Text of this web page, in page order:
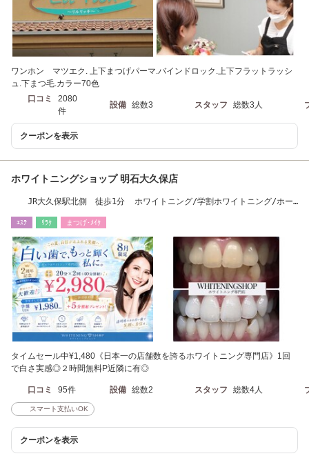
ワンホン マツエク. 上下まつげパーマ.バインドロック.上下フラットラッシ
ュ.下まつ毛.カラー70色
口コミ
2080
件
設備 総数3 スタッフ 総数3人
クーポンを表示
ホワイトニングショップ 明石大久保店
JR大久保駅北側 徒歩1分 ホワイトニング/学割ホワイトニング/ホー
ｴｽﾃ ﾘﾗｸ まつげ･ﾒｲｸ
タイムセール中¥1,480《日本一の店舗数を誇るホワイトニング専門店》1回
で白さ実感◎２時間無料P近隣に有◎
口コミ 95件 設備 総数2 スタッフ 総数4人
スマート支払いOK
クーポンを表示